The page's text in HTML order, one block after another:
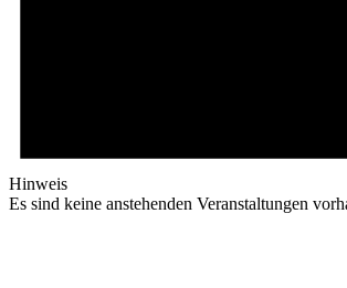
Hinweis
Es sind keine anstehenden Veranstaltungen